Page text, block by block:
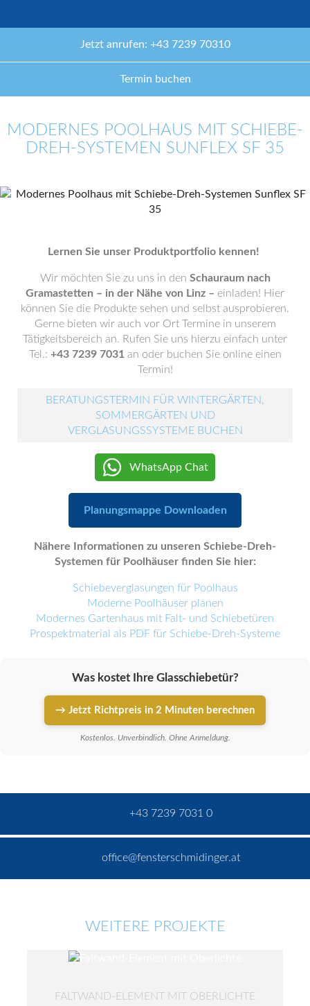
Jetzt anrufen: +43 7239 70310
Termin buchen
MODERNES POOLHAUS MIT SCHIEBE-
DREH-SYSTEMEN SUNFLEX SF 35
Lernen Sie unser Produktportfolio kennen!
Wir möchten Sie zu uns in den Schauraum nach
Gramastetten – in der Nähe von Linz – einladen! Hier
können Sie die Produkte sehen und selbst ausprobieren.
Gerne bieten wir auch vor Ort Termine in unserem
Tätigkeitsbereich an. Rufen Sie uns hierzu einfach unter
Tel.: +43 7239 7031 an oder buchen Sie online einen
Termin!
BERATUNGSTERMIN FÜR WINTERGÄRTEN,
SOMMERGÄRTEN UND
VERGLASUNGSSYSTEME BUCHEN
WhatsApp Chat
Planungsmappe Downloaden
Nähere Informationen zu unseren Schiebe-Dreh-
Systemen für Poolhäuser finden Sie hier:
Schiebeverglasungen für Poolhaus
Moderne Poolhäuser planen
Modernes Gartenhaus mit Falt- und Schiebetüren
Prospektmaterial als PDF für Schiebe-Dreh-Systeme
Was kostet Ihre Glasschiebetür?
→ Jetzt Richtpreis in 2 Minuten berechnen
Kostenlos. Unverbindlich. Ohne Anmeldung.
+43 7239 7031 0
office@fensterschmidinger.at
WEITERE PROJEKTE
FALTWAND-ELEMENT MIT OBERLICHTE